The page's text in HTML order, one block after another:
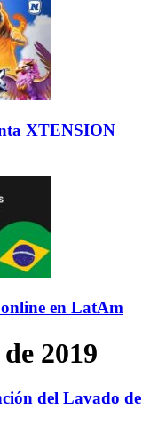
XTENSION
en LatAm
2019
del Lavado de